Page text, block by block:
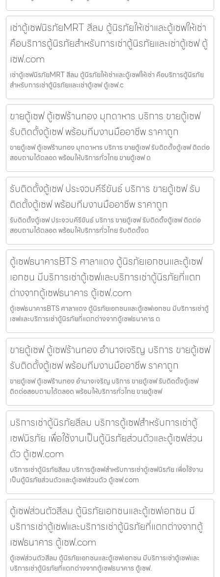
เช่าตู้เซฟนิรภัยMRT สีลม ตู้นิรภัยให้เช่าและตู้เซฟให้เช่า
คือบริการตู้นิรภัยสำหรับการเช่าตู้นิรภัยและเช่าตู้เซฟ ตู้
เซฟ.com
เช่าตู้เซฟนิรภัยMRT สีลม ตู้นิรภัยให้เช่าและตู้เซฟให้เช่า คือบริการตู้นิรภัย
สำหรับการเช่าตู้นิรภัยและเช่าตู้เซฟ ตู้เซฟ.c
ขายตู้เซฟ ตู้เซฟร้านทอง มุกดาหาร บริการ ขายตู้เซฟ
รับติดตั้งตู้เซฟ พร้อมทีมงานมืออาชีพ ราคาถูก
ขายตู้เซฟ ตู้เซฟร้านทอง มุกดาหาร บริการ ขายตู้เซฟ รับติดตั้งตู้เซฟ ติดต่อ
สอบถามได้ตลอด พร้อมให้บริการทั่วไทย ขายตู้เซฟ ต
รับติดตั้งตู้เซฟ ประจวบคีรีขันธ์ บริการ ขายตู้เซฟ รับ
ติดตั้งตู้เซฟ พร้อมทีมงานมืออาชีพ ราคาถูก
รับติดตั้งตู้เซฟ ประจวบคีรีขันธ์ บริการ ขายตู้เซฟ รับติดตั้งตู้เซฟ ติดต่อ
สอบถามได้ตลอด พร้อมให้บริการทั่วไทย รับติดตั้งต
ตู้เซฟธนาคารBTS ศาลาแดง ตู้นิรภัยเอกชนและตู้เซฟ
เอกชน มีบริการเช่าตู้เซฟและบริการเช่าตู้นิรภัยที่แตก
ต่างจากตู้เซฟธนาคาร ตู้เซฟ.com
ตู้เซฟธนาคารBTS ศาลาแดง ตู้นิรภัยเอกชนและตู้เซฟเอกชน มีบริการเช่าตู้
เซฟและบริการเช่าตู้นิรภัยที่แตกต่างจากตู้เซฟธนาคาร ต
ขายตู้เซฟ ตู้เซฟร้านทอง อำนาจเจริญ บริการ ขายตู้เซฟ
รับติดตั้งตู้เซฟ พร้อมทีมงานมืออาชีพ ราคาถูก
ขายตู้เซฟ ตู้เซฟร้านทอง อำนาจเจริญ บริการ ขายตู้เซฟ รับติดตั้งตู้เซฟ
ติดต่อสอบถามได้ตลอด พร้อมให้บริการทั่วไทย ขายตู้เซฟ
บริการเช่าตู้นิรภัยสีลม บริการตู้เซฟสำหรับการเช่าตู้
เซฟนิรภัย เพื่อใช้งานเป็นตู้นิรภัยส่วนตัวและตู้เซฟส่วน
ตัว ตู้เซฟ.com
บริการเช่าตู้นิรภัยสีลม บริการตู้เซฟสำหรับการเช่าตู้เซฟนิรภัย เพื่อใช้งาน
เป็นตู้นิรภัยส่วนตัวและตู้เซฟส่วนตัว ตู้เซฟ.com
ตู้เซฟส่วนตัวสีลม ตู้นิรภัยเอกชนและตู้เซฟเอกชน มี
บริการเช่าตู้เซฟและบริการเช่าตู้นิรภัยที่แตกต่างจากตู้
เซฟธนาคาร ตู้เซฟ.com
ตู้เซฟส่วนตัวสีลม ตู้นิรภัยเอกชนและตู้เซฟเอกชน มีบริการเช่าตู้เซฟและ
บริการเช่าตู้นิรภัยที่แตกต่างจากตู้เซฟธนาคาร ตู้เซฟ.